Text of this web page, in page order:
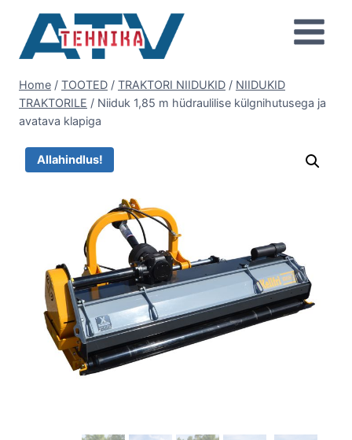
content
Home / TOOTED / TRAKTORI NIIDUKID / NIIDUKID
TRAKTORILE / Niiduk 1,85 m hüdraulilise külgnihutusega ja
avatava klapiga
Allahindlus!